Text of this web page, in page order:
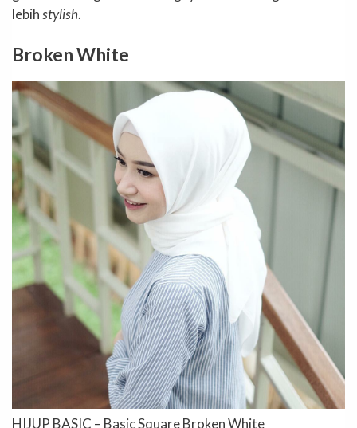
lebihstylish.
Broken White
HIJUP BASIC – Basic Square Broken White